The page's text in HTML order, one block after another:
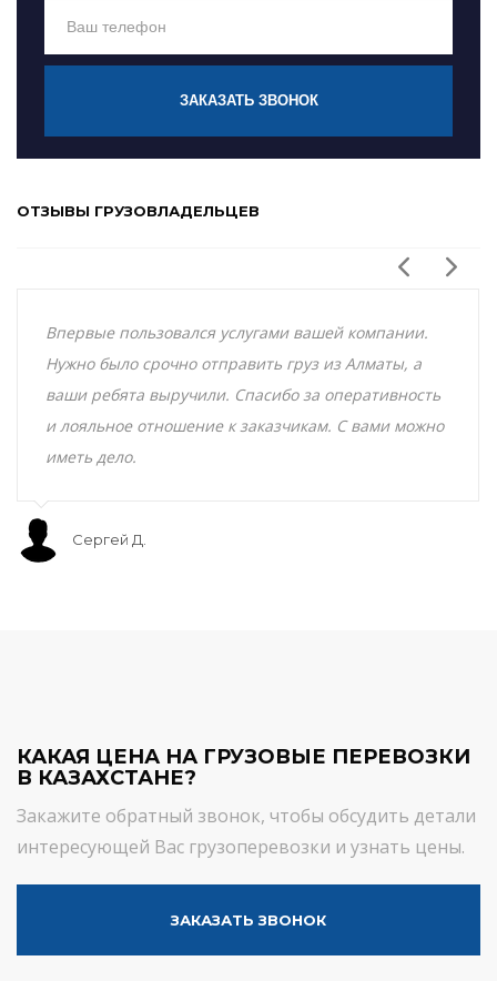
ЗАКАЗАТЬ ЗВОНОК
ОТЗЫВЫ ГРУЗОВЛАДЕЛЬЦЕВ
Впервые пользовался услугами вашей компании.
Нужно было срочно отправить груз из Алматы, а
ваши ребята выручили. Спасибо за оперативность
и лояльное отношение к заказчикам. С вами можно
иметь дело.
Сергей Д.
КАКАЯ ЦЕНА НА ГРУЗОВЫЕ ПЕРЕВОЗКИ
В КАЗАХСТАНЕ?
Закажите обратный звонок, чтобы обсудить детали
интересующей Вас грузоперевозки и узнать цены.
ЗАКАЗАТЬ ЗВОНОК